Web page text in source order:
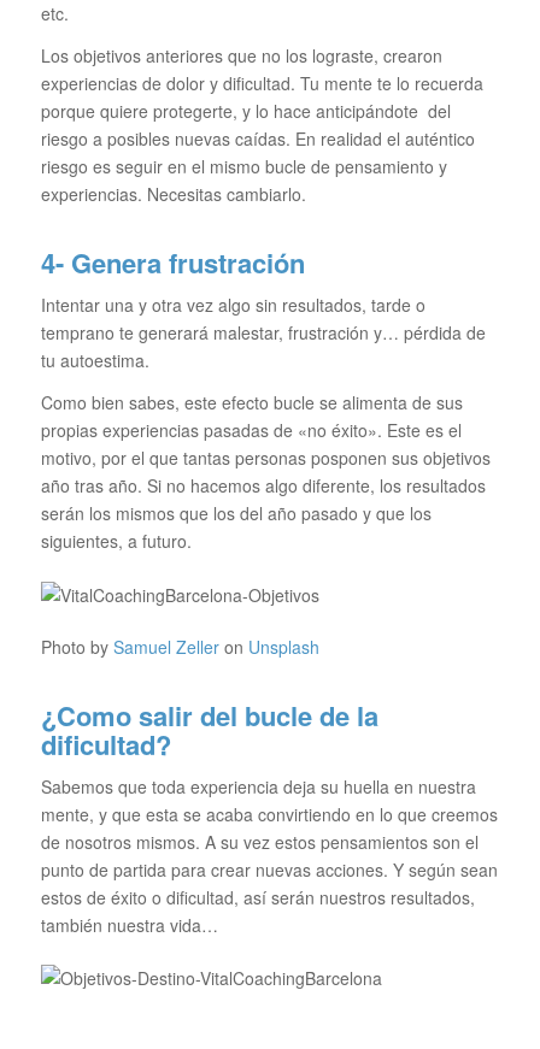
etc.
Los objetivos anteriores que no los lograste, crearon
experiencias de dolor y dificultad. Tu mente te lo recuerda
porque quiere protegerte, y lo hace anticipándote del
riesgo a posibles nuevas caídas. En realidad el auténtico
riesgo es seguir en el mismo bucle de pensamiento y
experiencias. Necesitas cambiarlo.
4- Genera frustración
Intentar una y otra vez algo sin resultados, tarde o
temprano te generará malestar, frustración y… pérdida de
tu autoestima.
Como bien sabes, este efecto bucle se alimenta de sus
propias experiencias pasadas de «no éxito». Este es el
motivo, por el que tantas personas posponen sus objetivos
año tras año. Si no hacemos algo diferente, los resultados
serán los mismos que los del año pasado y que los
siguientes, a futuro.
Photo by Samuel Zelleron Unsplash
¿Como salir del bucle de la
dificultad?
Sabemos que toda experiencia deja su huella en nuestra
mente, y que esta se acaba convirtiendo en lo que creemos
de nosotros mismos. A su vez estos pensamientos son el
punto de partida para crear nuevas acciones. Y según sean
estos de éxito o dificultad, así serán nuestros resultados,
también nuestra vida…